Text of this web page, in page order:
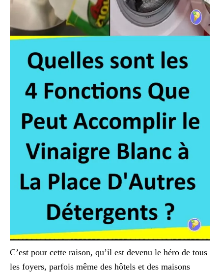
C’est pour cette raison, qu’il est devenu le héro de tous
les foyers, parfois même des hôtels et des maisons